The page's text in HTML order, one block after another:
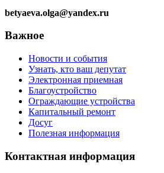
betyaeva.olga@yandex.ru
Важное
Новости и события
Узнать, кто ваш депутат
Электронная приемная
Благоустройство
Ограждающие устройства
Капитальный ремонт
Досуг
Полезная информация
Контактная информация